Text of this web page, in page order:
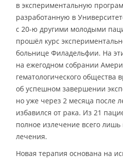
в экспериментальную
разработанную в
с 20-ю другими молодыми
прошёл курс
больнице Филадельфии. На
на ежегодном собрании
гематологического общества
об успешном завершении
но уже через 2 месяца после
избавился от рака. Из 21
полное излечение всего лишь
лечения.
Новая терапия основана на